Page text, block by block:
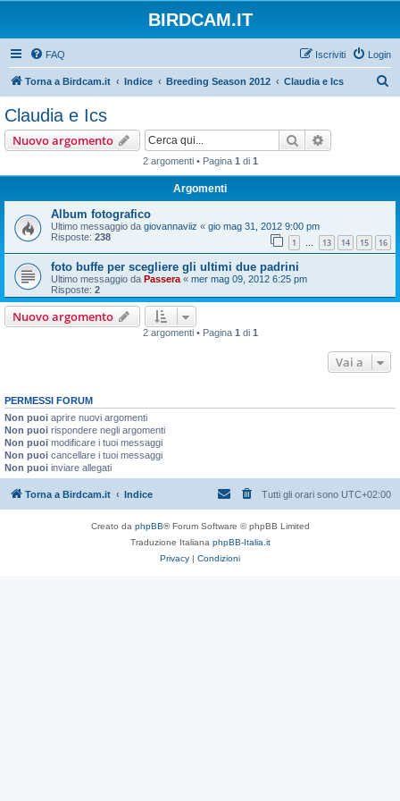
BIRDCAM.IT
FAQ Login
Iscriviti
Torna a Birdcam.it Indice Breeding Season 2012 Claudia e Ics
Claudia e Ics
Nuovo argomento Cerca
2 argomenti • Pagina 1 di 1
Argomenti
Album fotografico
Ultimo messaggio da giovannaviiz « gio mag 31, 2012 9:00 pm
Risposte: 238 1 … 13 14 15 16
foto buffe per scegliere gli ultimi due padrini
Ultimo messaggio da Passera « mer mag 09, 2012 6:25 pm
Risposte: 2
Nuovo argomento
2 argomenti • Pagina 1 di 1
Vai a
PERMESSI FORUM
Non puoi aprire nuovi argomenti
Non puoi rispondere negli argomenti
Non puoi modificare i tuoi messaggi
Non puoi cancellare i tuoi messaggi
Non puoi inviare allegati
Torna a Birdcam.it Indice Tutti gli orari sono UTC+02:00
Creato da phpBB® Forum Software © phpBB Limited
Traduzione Italiana phpBB-Italia.it
Privacy | Condizioni